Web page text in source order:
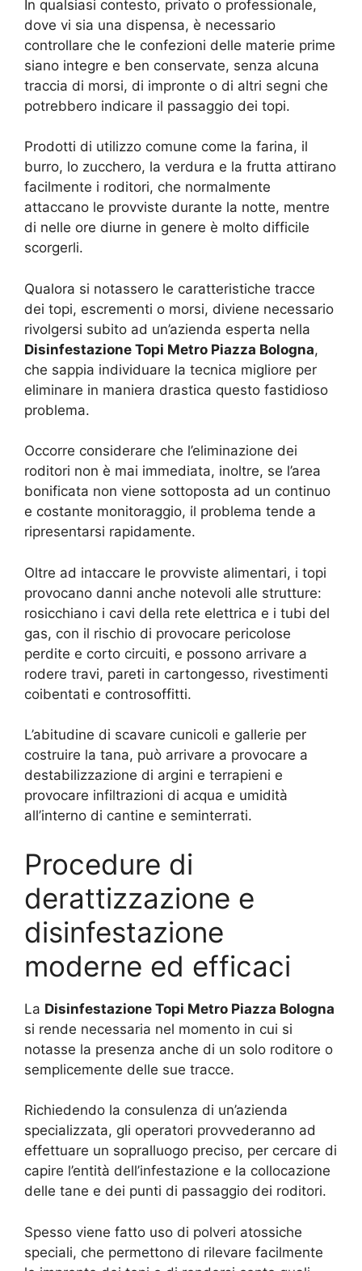
In qualsiasi contesto, privato o professionale,
dove vi sia una dispensa, è necessario
controllare che le confezioni delle materie prime
siano integre e ben conservate, senza alcuna
traccia di morsi, di impronte o di altri segni che
potrebbero indicare il passaggio dei topi.
Prodotti di utilizzo comune come la farina, il
burro, lo zucchero, la verdura e la frutta attirano
facilmente i roditori, che normalmente
attaccano le provviste durante la notte, mentre
di nelle ore diurne in genere è molto difficile
scorgerli.
Qualora si notassero le caratteristiche tracce
dei topi, escrementi o morsi, diviene necessario
rivolgersi subito ad un’azienda esperta nella
Disinfestazione Topi Metro Piazza Bologna,
che sappia individuare la tecnica migliore per
eliminare in maniera drastica questo fastidioso
problema.
Occorre considerare che l’eliminazione dei
roditori non è mai immediata, inoltre, se l’area
bonificata non viene sottoposta ad un continuo
e costante monitoraggio, il problema tende a
ripresentarsi rapidamente.
Oltre ad intaccare le provviste alimentari, i topi
provocano danni anche notevoli alle strutture:
rosicchiano i cavi della rete elettrica e i tubi del
gas, con il rischio di provocare pericolose
perdite e corto circuiti, e possono arrivare a
rodere travi, pareti in cartongesso, rivestimenti
coibentati e controsoffitti.
L’abitudine di scavare cunicoli e gallerie per
costruire la tana, può arrivare a provocare a
destabilizzazione di argini e terrapieni e
provocare infiltrazioni di acqua e umidità
all’interno di cantine e seminterrati.
Procedure di
derattizzazione e
disinfestazione
moderne ed efficaci
La Disinfestazione Topi Metro Piazza Bologna
si rende necessaria nel momento in cui si
notasse la presenza anche di un solo roditore o
semplicemente delle sue tracce.
Richiedendo la consulenza di un’azienda
specializzata, gli operatori provvederanno ad
effettuare un sopralluogo preciso, per cercare di
capire l’entità dell’infestazione e la collocazione
delle tane e dei punti di passaggio dei roditori.
Spesso viene fatto uso di polveri atossiche
speciali, che permettono di rilevare facilmente